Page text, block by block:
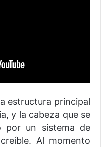
estructura principal
y la cabeza que se
por un sistema de
Al momento